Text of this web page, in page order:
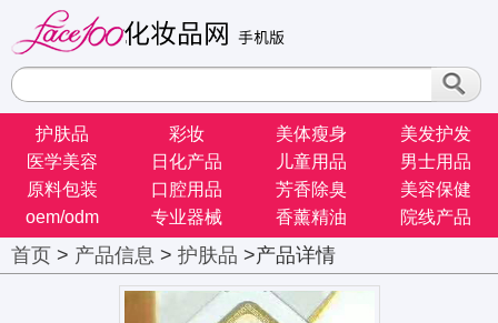
护肤品 彩妆 美体瘦身
美发护发
医学美容
日化产品 儿童用品
男士用品
原料包装
口腔用品 芳香除臭
美容保健
oem/odm
专业器械 香薰精油 院线产品
首页 > 产品信息 > 护肤品 >产品详情